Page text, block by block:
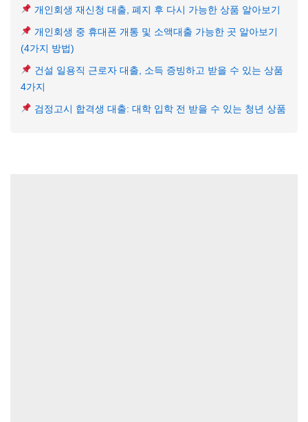
개인회생 재신청 대출, 폐지 후 다시 가능한 상품 알아보기
개인회생 중 휴대폰 개통 및 소액대출 가능한 곳 알아보기
(4가지 방법)
건설 일용직 근로자 대출, 소득 증빙하고 받을 수 있는 상품
4가지
검정고시 합격생 대출: 대학 입학 전 받을 수 있는 청년 상품